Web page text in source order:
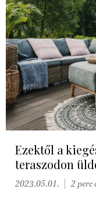
Ezektől a
teraszodon
2023.05.01. 2 perc